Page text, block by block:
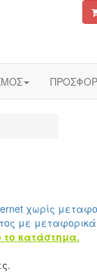
χωρίς
με μεταφορικά
κατάστημα.